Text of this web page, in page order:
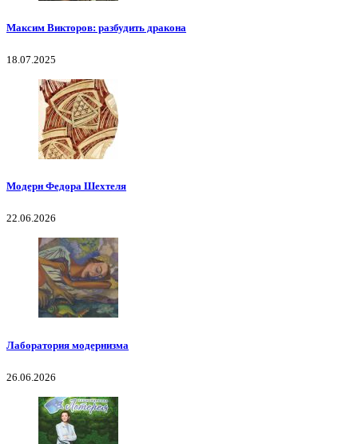
Максим Викторов: разбудить дракона
18.07.2025
Модерн Федора Шехтеля
22.06.2026
Лаборатория модернизма
26.06.2026